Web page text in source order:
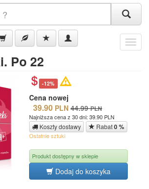
Menu
Po 22
-12%
Cena nowej
39.90 PLN 44.99 PLN
Najniższa cena z 30 dni: 39.90 PLN
Koszty dostawy Rabat0 %
Ostatnie sztuki
Produkt dostępny w sklepie
Dodaj do koszyka